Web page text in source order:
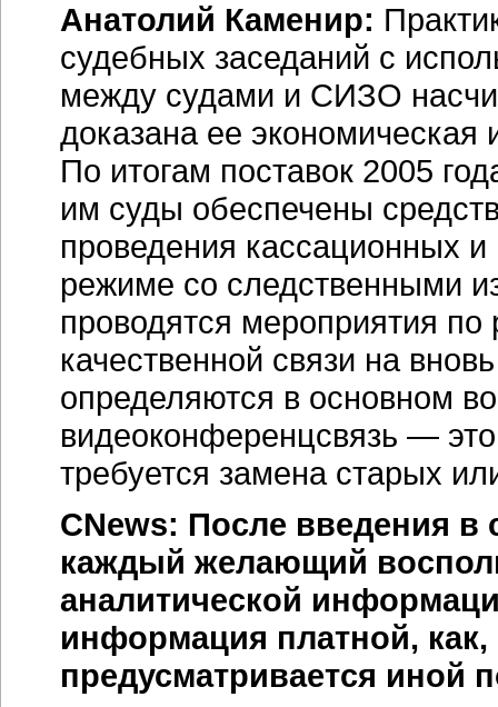
Анатолий Каменир:
судебных заседаний с
между судами и СИЗО
доказана ее экономическая
По итогам поставок 2005
им суды обеспечены
проведения кассационных
режиме со следственными
проводятся мероприятия
качественной связи на
определяются в основном
видеоконференцсвязь —
требуется замена старых
CNews: После введения в
каждый желающий
аналитической
информация платной,
предусматривается иной